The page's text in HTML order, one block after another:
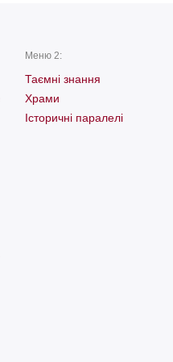
Меню 2:
Таємні знання
Храми
Історичні паралелі